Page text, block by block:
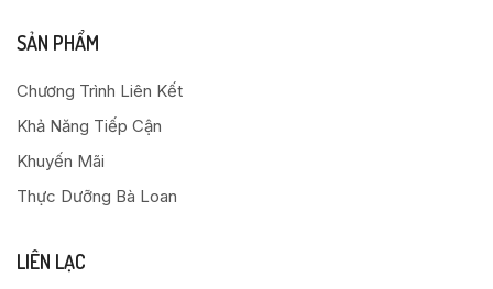
SẢN PHẨM
Chương Trình Liên Kết
Khả Năng Tiếp Cận
Khuyến Mãi
Thực Dưỡng Bà Loan
LIÊN LẠC